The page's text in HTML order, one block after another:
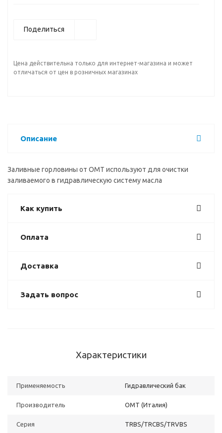
Поделиться
Цена действительна только для интернет-магазина и может
отличаться от цен в розничных магазинах
Описание
Заливные горловины от OMT используют для очистки
заливаемого в гидравлическую систему масла
Как купить
Оплата
Доставка
Задать вопрос
Характеристики
Применяемость Гидравлический бак
Производитель OMT (Италия)
Серия TRBS/TRCBS/TRVBS